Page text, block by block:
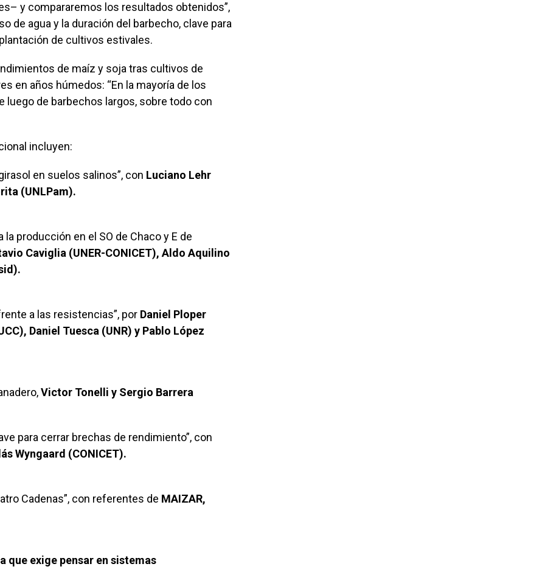
y compararemos los resultados obtenidos”,
de agua y la duración del barbecho, clave para
de cultivos estivales.
de maíz y soja tras cultivos de
en años húmedos: “En la mayoría de los
luego de barbechos largos, sobre todo con
incluyen:
en suelos salinos”, con Luciano Lehr
(UNLPam).
producción en el SO de Chaco y E de
Caviglia (UNER-CONICET), Aldo Aquilino
a las resistencias”, por Daniel Ploper
Daniel Tuesca (UNR) y Pablo López
Victor Tonelli y Sergio Barrera
para cerrar brechas de rendimiento”, con
Wyngaard (CONICET).
Cadenas”, con referentes de MAIZAR,
que exige pensar en sistemas